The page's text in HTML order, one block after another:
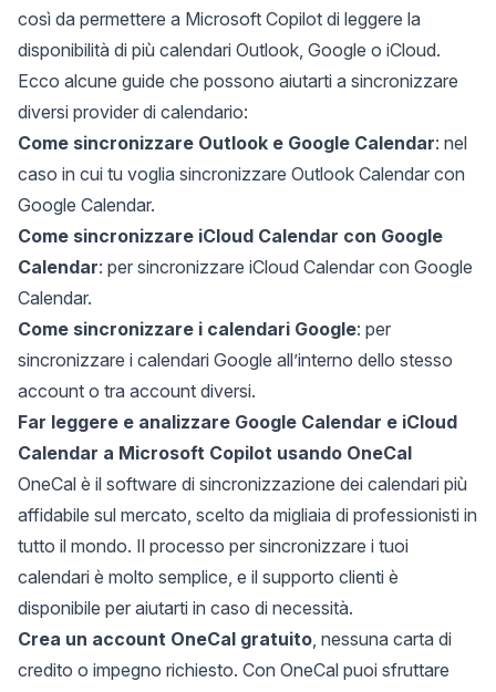
così da permettere a Microsoft Copilot di leggere la
disponibilità di più calendari Outlook, Google o iCloud.
Ecco alcune guide che possono aiutarti a sincronizzare
diversi provider di calendario:
Come sincronizzare Outlook e Google Calendar: nel
caso in cui tu voglia sincronizzare Outlook Calendar con
Google Calendar.
Come sincronizzare iCloud Calendar con Google
Calendar: per sincronizzare iCloud Calendar con Google
Calendar.
Come sincronizzare i calendari Google: per
sincronizzare i calendari Google all’interno dello stesso
account o tra account diversi.
Far leggere e analizzare Google Calendar e iCloud
Calendar a Microsoft Copilot usando OneCal
OneCal è il software di sincronizzazione dei calendari più
affidabile sul mercato, scelto da migliaia di professionisti in
tutto il mondo. Il processo per sincronizzare i tuoi
calendari è molto semplice, e il supporto clienti è
disponibile per aiutarti in caso di necessità.
Crea un account OneCal gratuito , nessuna carta di
credito o impegno richiesto. Con OneCal puoi sfruttare